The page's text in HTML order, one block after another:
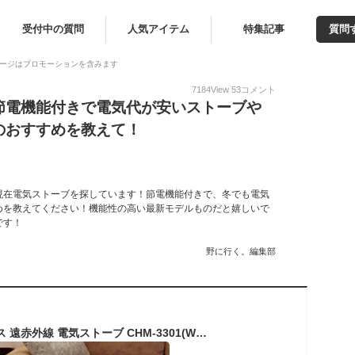
受付中の質問 人気アイテム 特集記事 質問
ジはプロモーションを含みます
7184View 53コメント
機能付きで電気代が安いストーブや
すすめを教えて！
電気ストーブを探しています！節電機能付きで、冬でも電気
教えてください！機能性の高い最新モデルものだと嬉しいで
！
野に行く。編集部
【選ぶ景品】 テクノス 遠赤外線 電気ストーブ CHM-3301(W) 電気ヒーター 速暖 省エネ 節電ヒーター カーボンヒーター 首振り 薄型 TEKNOS スマートカーボンヒーター 足元ヒーター 子供部屋ヒーター トイレヒーター 脱衣所ヒーター 電気ヒーター フットヒーター